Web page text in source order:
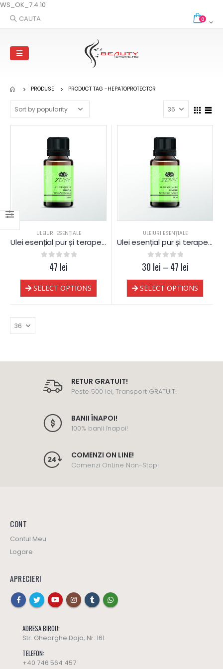
WS_OK_7.4.10
CAUTA
0
PRODUSE PRODUCT TAG -HEPATOPROTECTOR
ULEIURI ESENȚIALE
Ulei esențial pur și terapeutic de Fenicul
out of 5
47 lei
SELECT OPTIONS
ULEIURI ESENȚIALE
Ulei esențial pur și terapeutic de Fenicul
0 out of 5
30 lei – 47 lei
SELECT OPTIONS
RETUR GRATUIT!
Peste 500 lei, Transport GRATUIT!
BANII ÎNAPOI!
100% banii înapoi!
COMENZI ON LINE!
Comenzi OnLine Non-Stop!
CONT
Contul Meu
Logare
APRECIERI
ADRESA BIROU:
Str. Gheorghe Doja, Nr. 161
TELEFON:
+40 746 564 457